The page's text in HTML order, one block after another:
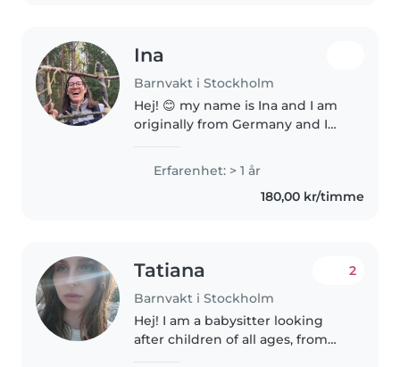
Ina
Barnvakt i Stockholm
Hej! 😊 my name is Ina and I am
originally from Germany and I
become a primary school
teacher and am in the final stage
of my studies and will move to
Erfarenhet: > 1 år
180,00 kr/timme
Tatiana
Barnvakt i Stockholm
2
Hej! I am a babysitter looking
after children of all ages, from